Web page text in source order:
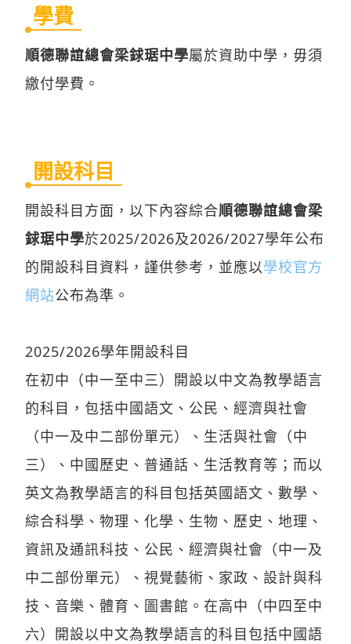
學費
順德聯誼總會梁銶琚中學屬於資助中學，毋須
繳付學費。
開設科目
開設科目方面，以下內容綜合順德聯誼總會梁
銶琚中學於2025/2026及2026/2027學年公布
的開設科目資料，謹供參考，並應以學校官方
網站公布為準。
2025/2026學年開設科目
在初中（中一至中三）開設以中文為教學語言
的科目，包括中國語文、公民、經濟與社會
（中一及中二部份單元）、生活與社會（中
三）、中國歷史、普通話、生活教育等；而以
英文為教學語言的科目包括英國語文、數學、
綜合科學、物理、化學、生物、歷史、地理、
資訊及通訊科技、公民、經濟與社會（中一及
中二部份單元）、視覺藝術、家政、設計與科
技、音樂、體育、圖書館。在高中（中四至中
六）開設以中文為教學語言的科目包括中國語